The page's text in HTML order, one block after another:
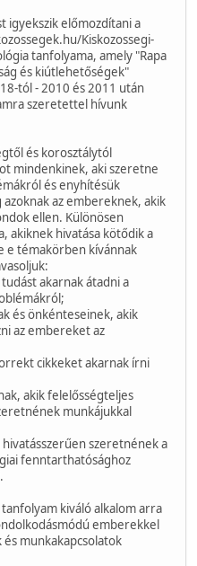
igyekszik előmozdítani a
Kiskozossegi-
tanfolyama, amely "Rapa
és kiútlehetőségek"
tól - 2010 és 2011 után
szeretettel hívunk
és korosztálytól
mindenkinek, aki szeretne
és enyhítésük
az embereknek, akik
ellen. Különösen
akiknek hivatása kötődik a
e témakörben kívánnak
akarnak átadni a
és önkénteseinek, akik
az embereket az
cikkeket akarnak írni
akik felelősségteljes
munkájukkal
szeretnének a
fenntarthatósághoz
kiváló alkalom arra
emberekkel
munkakapcsolatok